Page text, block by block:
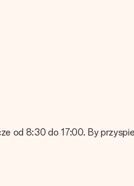
nie masz pewności co do
z nami, z chęcią pomożemy!
się z naszym działem
od 8:30 do 17:00. By